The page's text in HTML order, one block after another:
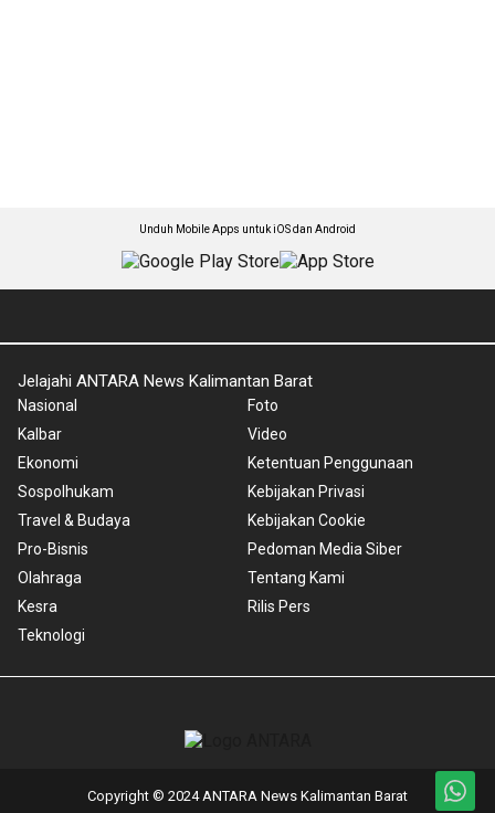
Unduh Mobile Apps untuk iOS dan Android
Jelajahi ANTARA News Kalimantan Barat
Nasional
Kalbar
Ekonomi
Sospolhukam
Travel & Budaya
Pro-Bisnis
Olahraga
Kesra
Teknologi
Foto
Video
Ketentuan Penggunaan
Kebijakan Privasi
Kebijakan Cookie
Pedoman Media Siber
Tentang Kami
Rilis Pers
Copyright © 2024 ANTARA News Kalimantan Barat